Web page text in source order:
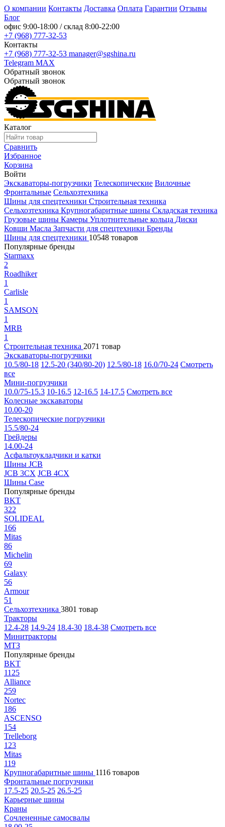
О компании Контакты Доставка Оплата Гарантии Отзывы
Блог
офис 9:00-18:00 / склад 8:00-22:00
+7 (968) 777-32-53
Контакты
+7 (968) 777-32-53 manager@sgshina.ru
Telegram MAX
Обратный звонок
Обратный звонок
Каталог
Сравнить
Избранное
Корзина
Войти
Экскаваторы-погрузчики Телескопические Вилочные
Фронтальные Сельхозтехника
Шины для спецтехники Строительная техника
Сельхозтехника Крупногабаритные шины Складская техника
Грузовые шины Камеры Уплотнительные кольца Диски
Ковши Масла Запчасти для спецтехники Бренды
Шины для спецтехники 10548 товаров
Популярные бренды
Starmaxx
2
Roadhiker
1
Carlisle
1
SAMSON
1
MRB
1
Строительная техника 2071 товар
Экскаваторы-погрузчики
10.5/80-18 12.5-20 (340/80-20) 12.5/80-18 16.0/70-24 Смотреть
все
Мини-погрузчики
10.0/75-15.3 10-16.5 12-16.5 14-17.5 Смотреть все
Колесные экскаваторы
10.00-20
Телескопические погрузчики
15.5/80-24
Грейдеры
14.00-24
Асфальтоукладчики и катки
Шины JCB
JCB 3CX JCB 4CX
Шины Case
Популярные бренды
BKT
322
SOLIDEAL
166
Mitas
86
Michelin
69
Galaxy
56
Armour
51
Сельхозтехника 3801 товар
Тракторы
12.4-28 14.9-24 18.4-30 18.4-38 Смотреть все
Минитракторы
МТЗ
Популярные бренды
BKT
1125
Alliance
259
Nortec
186
ASCENSO
154
Trelleborg
123
Mitas
119
Крупногабаритные шины 1116 товаров
Фронтальные погрузчики
17.5-25 20.5-25 26.5-25
Карьерные шины
Краны
Сочлененные самосвалы